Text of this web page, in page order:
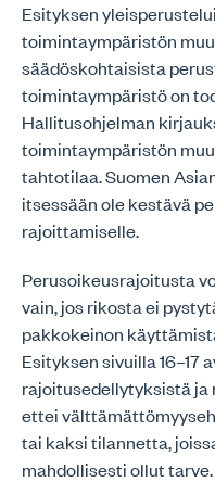
Esityksen
toimintaympäristön
säädöskohtaisista
toimintaympäristö on
Hallitusohjelman
toimintaympäristön
tahtotilaa. Suomen
itsessään ole kestävä
rajoittamiselle.
Perusoikeusrajoitusta
vain, jos rikosta ei
pakkokeinon
Esityksen sivuilla 16–17
rajoitusedellytyksistä ja
ettei
tai kaksi tilannetta,
mahdollisesti ollut tarve.